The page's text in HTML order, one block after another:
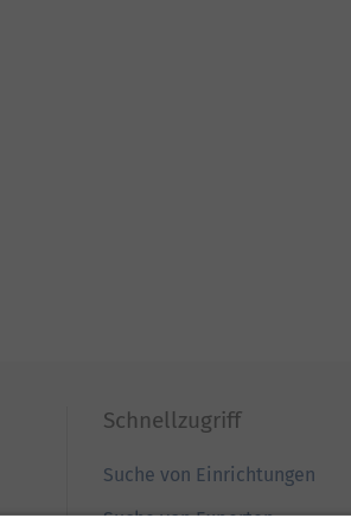
Schnellzugriff
Suche von Einrichtungen
Suche von Experten